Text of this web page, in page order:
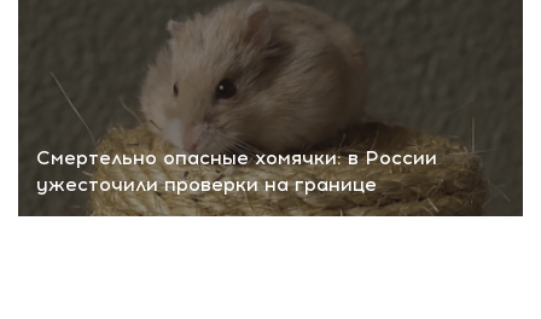
Смертельно опасные хомячки: в России
ужесточили проверки на границе